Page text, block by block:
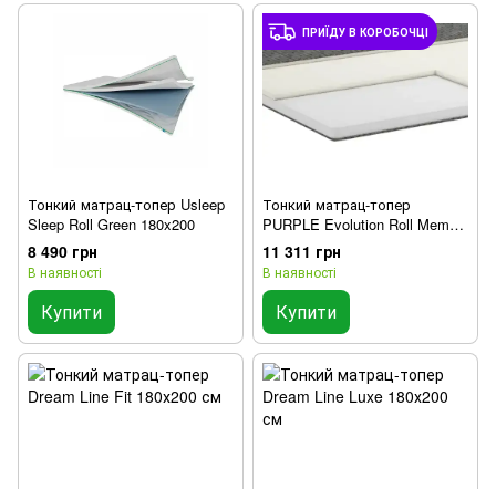
Матраци топери 160х200
Матраци топери 180х200
Тонкий матрац-топер Usleep
Sleep Roll Green 180x200
8 490 грн
В наявності
Купити
ПРИЇДУ В КОРОБОЧЦІ
Тонкий матрац-топер
PURPLE Evolution Roll Memo
180x200 см
11 311 грн
В наявності
Купити